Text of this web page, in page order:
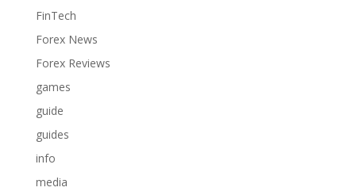
FinTech
Forex News
Forex Reviews
games
guide
guides
info
media